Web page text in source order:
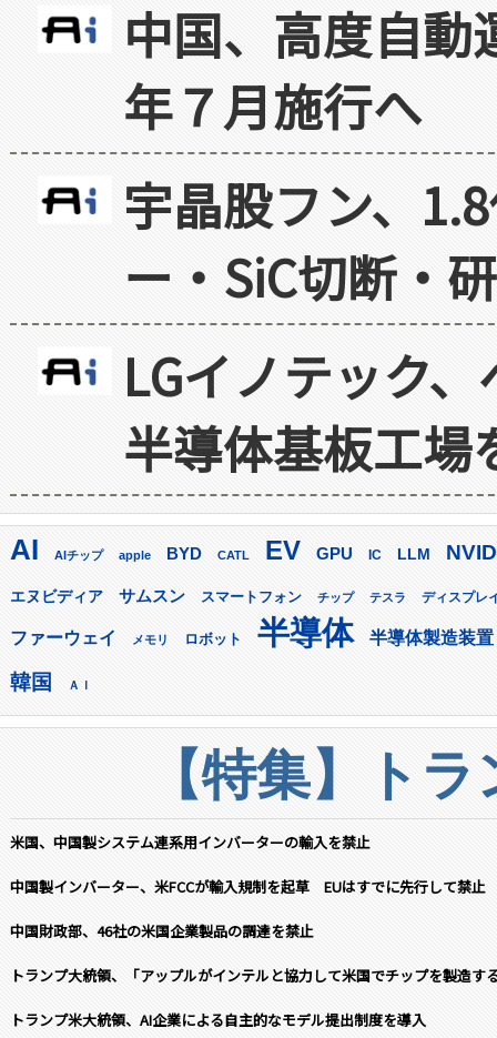
中国、高度自
年７月施行へ
宇晶股フン、
ー・SiC切断・
LGイノテック
半導体基板工場
AI AIチップ apple BYD CATL EV GPU IC LLM
エヌビディア サムスン スマートフォン チップ テスラ ディスプレ
ファーウェイ メモリ ロボット 半導体 半導体製造装置
韓国 ＡＩ
【特集】ト
米国、中国製システム連系用インバーターの輸入を禁止
中国製インバーター、米FCCが輸入規制を起草 EUはすでに先行して禁止
中国財政部、46社の米国企業製品の調達を禁止
トランプ大統領、「アップルがインテルと協力して米国でチップを製造す
トランプ米大統領、AI企業による自主的なモデル提出制度を導入